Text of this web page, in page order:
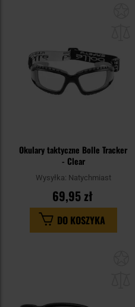
Okulary taktyczne Bolle Tracker
- Clear
Wysyłka: Natychmiast
69,95 zł
DO KOSZYKA